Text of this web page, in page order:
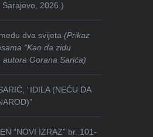
Sarajevo, 2026.)
dva svijeta(Prikaz
“Kao da zidu
autora Gorana Sarića)
“IDILA (NEĆU DA
“NOVI IZRAZ” br. 101-